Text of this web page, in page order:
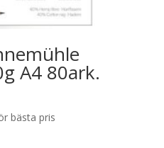
A4 80ark.
bästa pris